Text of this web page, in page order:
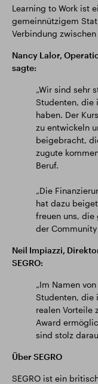
Learning to Work ist
gemeinnützigem
Verbindung
Nancy Lalor,
sagte:
„Wir sind sehr
Studenten, die
haben. Der
zu entwickeln
beigebracht,
zugute
Beruf.
„Die
hat dazu
freuen uns, die
der
Neil Impiazzi,
SEGRO:
„Im Namen
Studenten, die
realen Vorteile
Award
sind stolz
Über SEGRO
SEGRO ist ein